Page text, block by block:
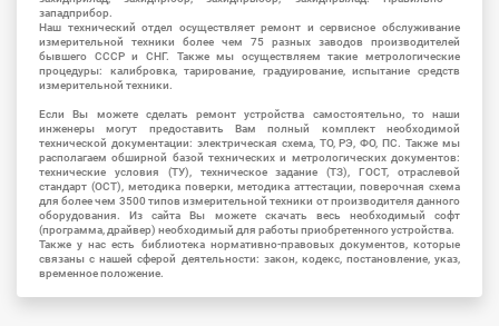
западприбор.
Наш технический отдел осуществляет ремонт и сервисное обслуживание
измерительной техники более чем 75 разных заводов производителей
бывшего СССР и СНГ. Также мы осуществляем такие метрологические
процедуры: калибровка, тарирование, градуирование, испытание средств
измерительной техники.
Если Вы можете сделать ремонт устройства самостоятельно, то наши
инженеры могут предоставить Вам полный комплект необходимой
технической документации: электрическая схема, ТО, РЭ, ФО, ПС. Также мы
располагаем обширной базой технических и метрологических документов:
технические условия (ТУ), техническое задание (ТЗ), ГОСТ, отраслевой
стандарт (ОСТ), методика поверки, методика аттестации, поверочная схема
для более чем 3500 типов измерительной техники от производителя данного
оборудования. Из сайта Вы можете скачать весь необходимый софт
(программа, драйвер) необходимый для работы приобретенного устройства.
Также у нас есть библиотека нормативно-правовых документов, которые
связаны с нашей сферой деятельности: закон, кодекс, постановление, указ,
временное положение.